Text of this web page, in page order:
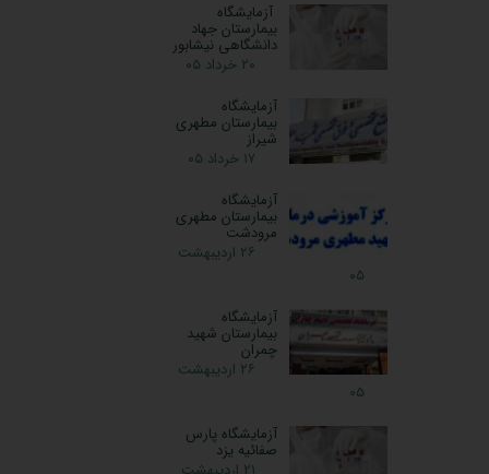
آزمایشگاه
بیمارستان جهاد
دانشگاهی نیشابور
۲۰ خرداد ۰۵
آزمایشگاه
بیمارستان مطهری
شیراز
۱۷ خرداد ۰۵
آزمایشگاه
بیمارستان مطهری
مرودشت
۲۶ اردیبهشت
۰۵
آزمایشگاه
بیمارستان شهید
چمران
۲۶ اردیبهشت
۰۵
آزمایشگاه پارس
صفائیه یزد